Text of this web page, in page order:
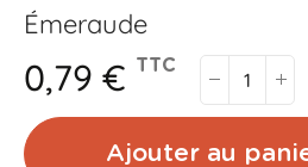
Émeraude
0,79 € TTC
Ajouter au